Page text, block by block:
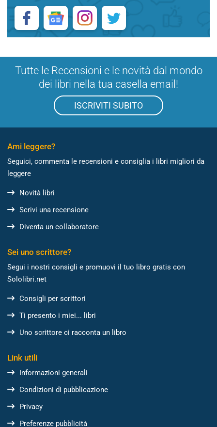
Tutte le Recensioni e le novità dal mondo
dei libri nella tua casella email!
ISCRIVITI SUBITO
Ami leggere?
Seguici, commenta le recensioni e consiglia i libri migliori da
leggere
Novità libri
Scrivi una recensione
Diventa un collaboratore
Sei uno scrittore?
Segui i nostri consigli e promuovi il tuo libro gratis con
Sololibri.net
Consigli per scrittori
Ti presento i miei... libri
Uno scrittore ci racconta un libro
Link utili
Informazioni generali
Condizioni di pubblicazione
Privacy
Preferenze pubblicità